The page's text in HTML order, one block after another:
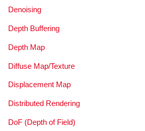
Denoising
Depth Buffering
Depth Map
Diffuse Map/Texture
Displacement Map
Distributed Rendering
DoF (Depth of Field)